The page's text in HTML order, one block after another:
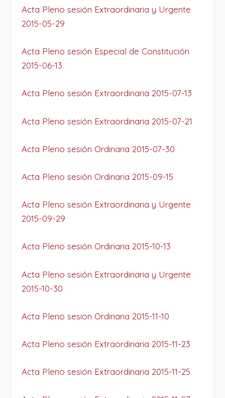
Acta Pleno sesión Extraordinaria y Urgente
2015-05-29
Acta Pleno sesión Especial de Constitución
2015-06-13
Acta Pleno sesión Extraordinaria 2015-07-13
Acta Pleno sesión Extraordinaria 2015-07-21
Acta Pleno sesión Ordinaria 2015-07-30
Acta Pleno sesión Ordinaria 2015-09-15
Acta Pleno sesión Extraordinaria y Urgente
2015-09-29
Acta Pleno sesión Ordinaria 2015-10-13
Acta Pleno sesión Extraordinaria y Urgente
2015-10-30
Acta Pleno sesion Ordinaria 2015-11-10
Acta Pleno sesión Extraordinaria 2015-11-23
Acta Pleno sesión Extraordinaria 2015-11-25